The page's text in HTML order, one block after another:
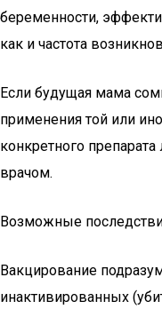
беременности,
как и частота
Если будущая мама
применения той или
конкретного
врачом.
Возможные
Вакцирование
инактивированных